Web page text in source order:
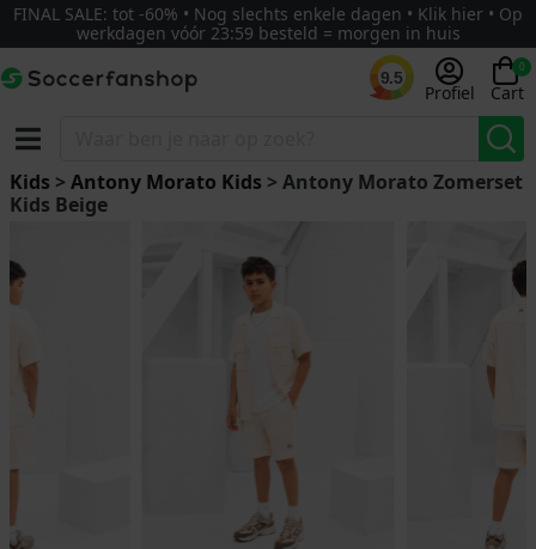
FINAL SALE: tot -60% • Nog slechts enkele dagen • Klik hier • Op
werkdagen vóór 23:59 besteld = morgen in huis
9.5
Profiel
0
Cart
Kids >Antony Morato Kids > Antony Morato Zomerset
Kids Beige